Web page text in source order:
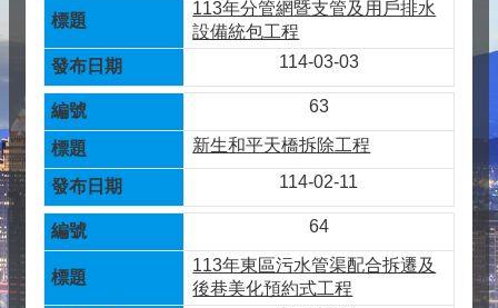
113年分管網暨支管及用戶排水
設備統包工程
114-03-03
63
新生和平天橋拆除工程
114-02-11
64
113年東區污水管渠配合拆遷及
後巷美化預約式工程